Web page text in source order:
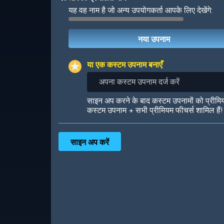
Robotic International
Starlight
यह वह नाम है जो अन्य उपयोगकर्ता आपके लिए देखेंगे:
या एक कस्टम उपनाम बनाएँ
साइन अप करने के बाद कस्टम उपनामों को
कस्टम उपनाम + सभी प्रीमियम फीचर्स शामिल हैं!